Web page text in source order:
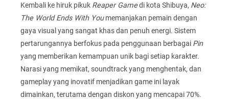
Kembali ke hiruk pikuk Reaper Gamedi kota Shibuya, Neo:
The World Ends With Youmemanjakan pemain dengan
gaya visual yang sangat khas dan penuh energi. Sistem
pertarungannya berfokus pada penggunaan berbagai Pin
yang memberikan kemampuan unik bagi setiap karakter.
Narasi yang memikat, soundtrack yang menghentak, dan
gameplay yang inovatif menjadikan game ini layak
dimainkan, terutama dengan diskon yang mencapai 70%.